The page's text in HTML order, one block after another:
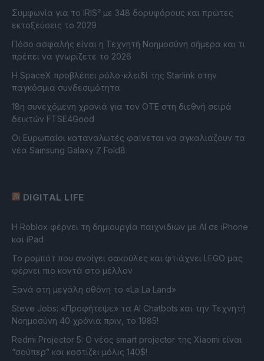
Συμφωνία για το IRIS² με 348 δορυφόρους και πρώτες
εκτοξεύσεις το 2029
Πόσο ασφαλής είναι η Τεχνητή Νοημοσύνη σήμερα και τι
πρέπει να γνωρίζετε το 2026
Η SpaceX προβλέπει ρόλο-κλειδί της Starlink στην
παγκόσμια συνδεσιμότητα
18η συνεχόμενη χρονιά για τον ΟΤΕ στη διεθνή σειρά
δεικτών FTSE4Good
Οι Ευρωπαίοι καταναλωτές φαίνεται να αγκαλιάζουν τα
νέα Samsung Galaxy Z Fold8
DIGITAL LIFE
Η Roblox φέρνει τη δημιουργία παιχνιδιών με ΑΙ σε iPhone
και iPad
Το ρομπότ που ανοίγει σακούλες και φτιάχνει LEGO μας
φέρνει πιο κοντά στο μέλλον
Ξανά στη μεγάλη οθόνη το «La La Land»
Steve Jobs: «Προφήτεψε» τα AI Chatbots και την Τεχνητή
Νοημοσύνη 40 χρόνια πριν, το 1985!
Redmi Projector 5: Ο νέος smart projector της Xiaomi είναι
“σούπερ” και κοστίζει μόλις 140$!